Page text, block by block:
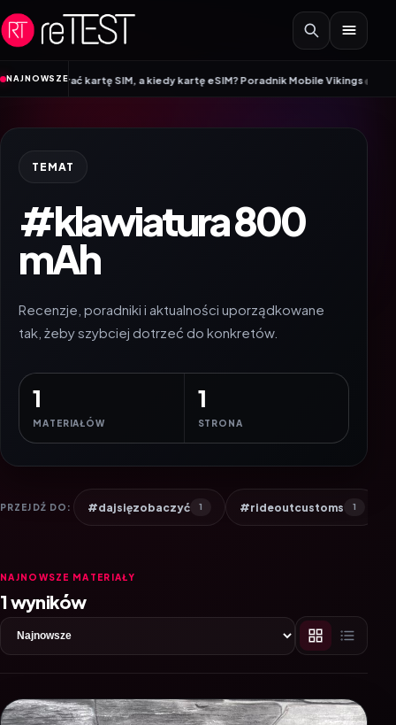
Przejdź do treści
NAJNOWSZE
wybrać kartę SIM, a kiedy kartę eSIM? Poradnik Mobile Vikings•Wracamy
TEMAT
#klawiatura 800
mAh
Recenzje, poradniki i aktualności uporządkowane
tak, żeby szybciej dotrzeć do konkretów.
1
MATERIAŁÓW
1
STRONA
PRZEJDŹ DO: #dajsięzobaczyć 1 #rideoutcustoms 1
NAJNOWSZE MATERIAŁY
1 wyników